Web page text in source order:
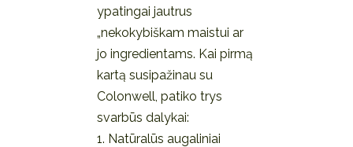
ypatingai jautrus
„nekokybiškam maistui ar
jo ingredientams. Kai pirmą
kartą susipažinau su
Colonwell, patiko trys
svarbūs dalykai:
1. Natūralūs augaliniai